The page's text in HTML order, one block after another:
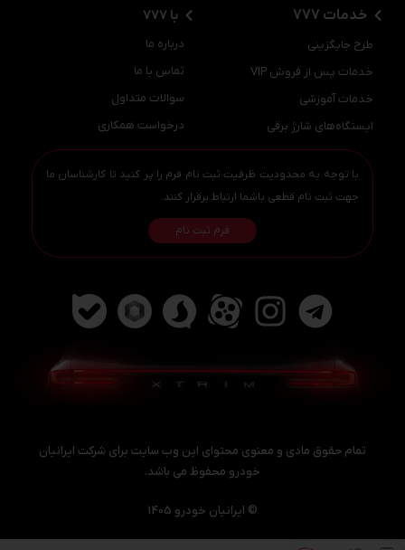
خدمات 777
طرح جایگزینی
خدمات پس از فروش VIP
خدمات آموزشی
ایستگاه‌های شارژ برقی
با 777
درباره ما
تماس با ما
سوالات متداول
درخواست همکاری
با توجه به محدودیت ظرفیت ثبت نام فرم را پر کنید تا کارشناسان ما
جهت ثبت نام قطعی باشما ارتباط برقرار کنند.
فرم ثبت نام
تمام حقوق مادی و معنوی محتوای این وب سایت برای شرکت ایرانیان
خودرو محفوظ می باشد.
© ایرانیان خودرو 1405